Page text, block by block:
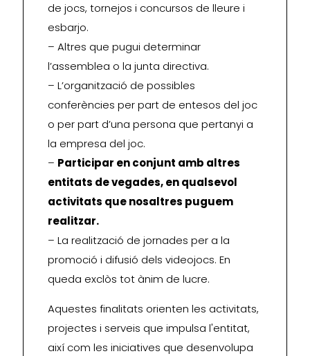
de jocs, tornejos i concursos de lleure i
esbarjo.
– Altres que pugui determinar
l’assemblea o la junta directiva.
– L’organització de possibles
conferències per part de entesos del joc
o per part d’una persona que pertanyi a
la empresa del joc.
– Participar en conjunt amb altres
entitats de vegades, en qualsevol
activitats que nosaltres puguem
realitzar.
– La realització de jornades per a la
promoció i difusió dels videojocs. En
queda exclòs tot ànim de lucre.
Aquestes finalitats orienten les activitats,
projectes i serveis que impulsa l'entitat,
així com les iniciatives que desenvolupa